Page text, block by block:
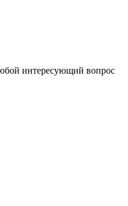
интересующий вопрос